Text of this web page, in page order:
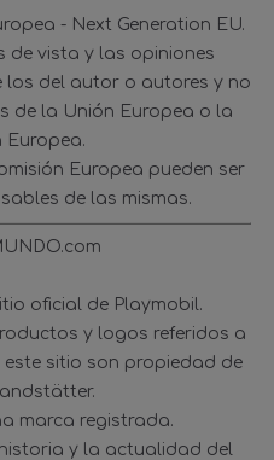
- Next Generation EU.
de vista y las opiniones
los del autor o autores y no
de la Unión Europea o la
Europea.
Europea pueden ser
de las mismas.
oficial de Playmobil.
y logos referidos a
este sitio son propiedad de
marca registrada.
y la actualidad del